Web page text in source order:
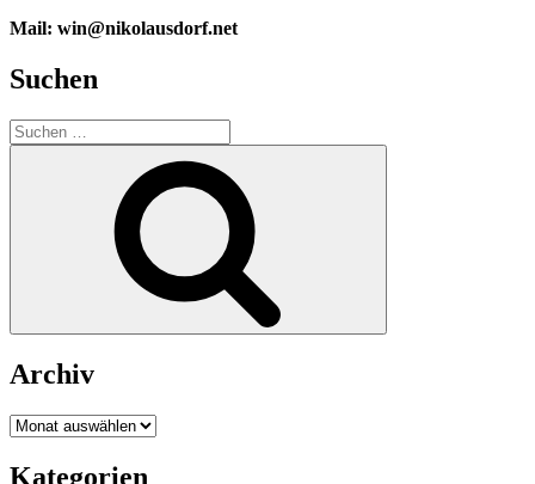
Mail: win@nikolausdorf.net
Suchen
Suche
nach:
Archiv
Archiv
Kategorien